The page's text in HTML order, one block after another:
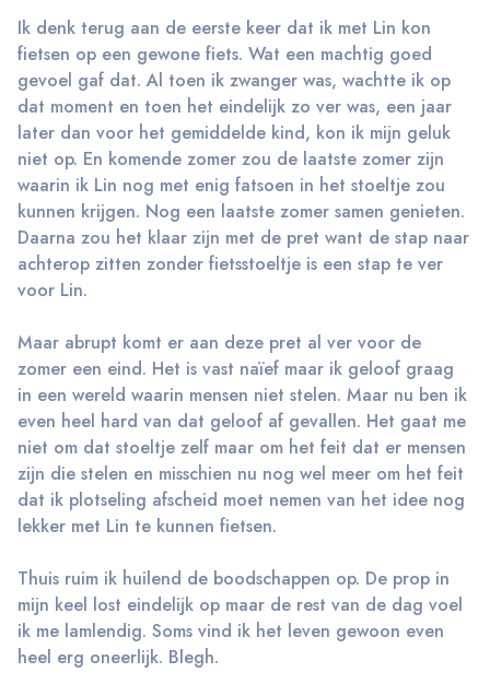
Ik denk terug aan de eerste keer dat ik met Lin kon
fietsen op een gewone fiets. Wat een machtig goed
gevoel gaf dat. Al toen ik zwanger was, wachtte ik op
dat moment en toen het eindelijk zo ver was, een jaar
later dan voor het gemiddelde kind, kon ik mijn geluk
niet op. En komende zomer zou de laatste zomer zijn
waarin ik Lin nog met enig fatsoen in het stoeltje zou
kunnen krijgen. Nog een laatste zomer samen genieten.
Daarna zou het klaar zijn met de pret want de stap naar
achterop zitten zonder fietsstoeltje is een stap te ver
voor Lin.
Maar abrupt komt er aan deze pret al ver voor de
zomer een eind. Het is vast naïef maar ik geloof graag
in een wereld waarin mensen niet stelen. Maar nu ben ik
even heel hard van dat geloof af gevallen. Het gaat me
niet om dat stoeltje zelf maar om het feit dat er mensen
zijn die stelen en misschien nu nog wel meer om het feit
dat ik plotseling afscheid moet nemen van het idee nog
lekker met Lin te kunnen fietsen.
Thuis ruim ik huilend de boodschappen op. De prop in
mijn keel lost eindelijk op maar de rest van de dag voel
ik me lamlendig. Soms vind ik het leven gewoon even
heel erg oneerlijk. Blegh.